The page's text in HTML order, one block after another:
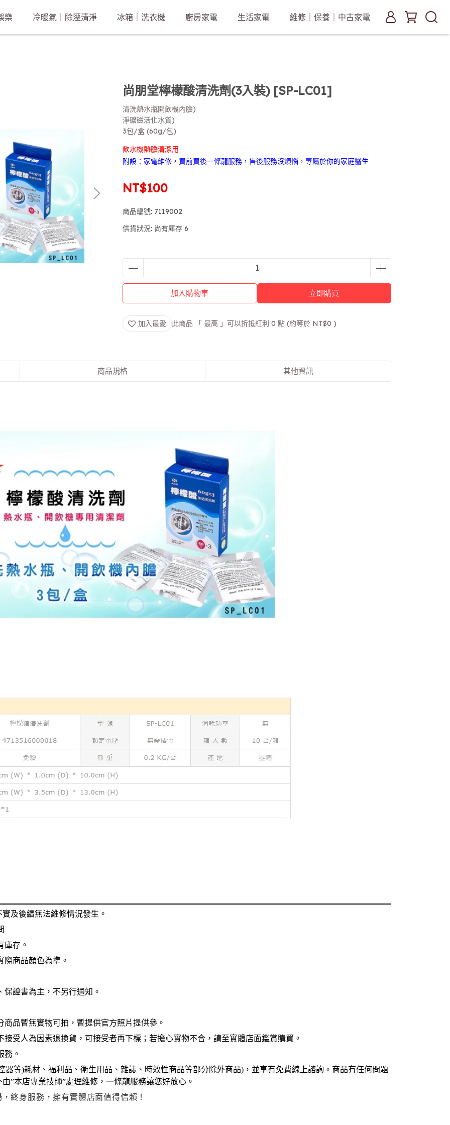
樂 冷暖氣｜除溼清淨 冰箱｜洗衣機 廚房家電 生活家電 維修｜保養｜中古家電
尚朋堂檸檬酸清洗劑(3入裝) [SP-LC01]
清洗熱水瓶開飲機內膽)
淨礦磁活化水質)
3包/盒 (60g/包)
飲水機熱膽清潔用
附設：家電維修，買前買後一條龍服務，售後服務沒煩惱，專屬於你的家庭醫生
NT$100
商品編號: 7119002
供貨狀況: 尚有庫存 6
加入購物車 立即購買
加入最愛 此商品 「 最高 」可以折抵紅利 0 點 (約等於 NT$0 )
商品規格 其他資訊
及後續無法維修情況發生。
庫存。
商品顏色為準。
證書為主，不另行通知。
品暫無實物可拍，暫提供官方照片提供參。
受人為因素退換貨，可接受者再下標；若擔心實物不合，請至實體店面鑑賞購買。
務。
器等)耗材、福利品、衛生用品、雜誌、時效性商品等部分除外商品) ，並享有免費線上諮詢。商品有任何問題
”本店專業技師”處理維修，一條龍服務讓您好放心。
終身服務，擁有實體店面值得信賴！